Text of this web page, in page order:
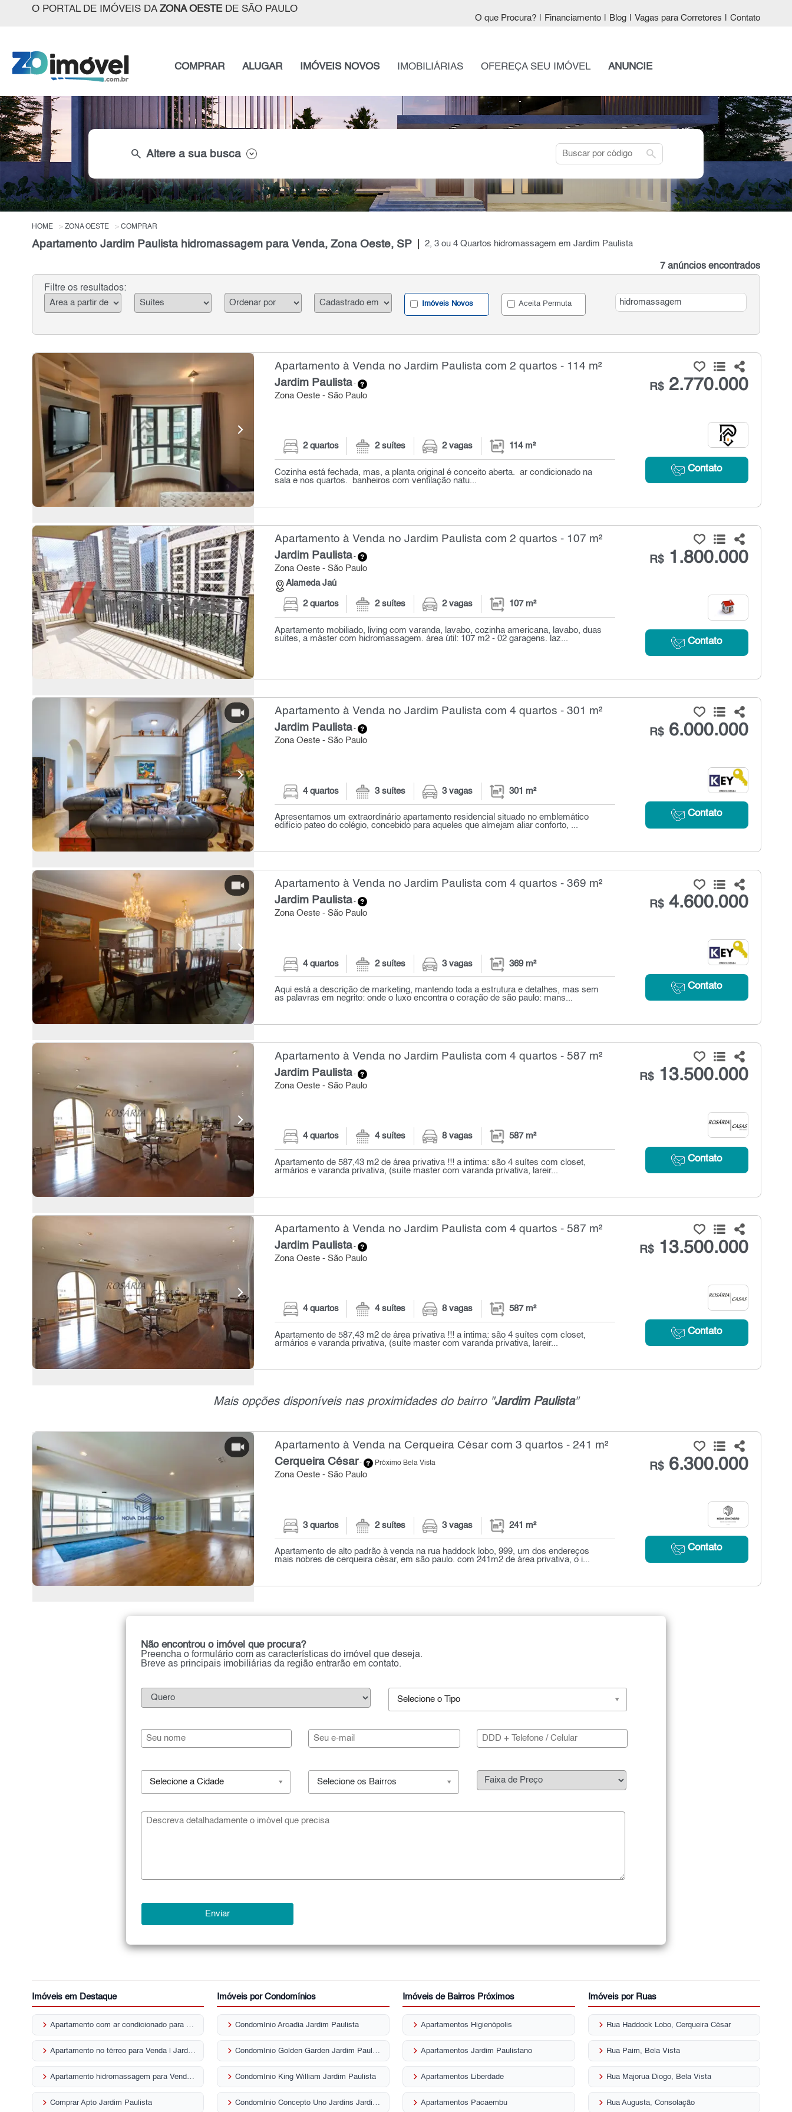
O PORTAL DE IMÓVEIS DA ZONA OESTEDE SÃO PAULO
O que Procura? Financiamento Blog Vagas para Corretores Contato
COMPRAR ALUGAR IMÓVEIS NOVOS IMOBILIÁRIAS OFEREÇA SEU IMÓVEL ANUNCIE
search Altere a sua busca search
HOME ZONA OESTE COMPRAR
Apartamento Jardim Paulista hidromassagem para Venda, Zona Oeste, SP 2, 3 ou 4 Quartos hidromassagem em Jardim Paulista
7 anúncios encontrados
Filtre os resultados:
Imóveis Novos Aceita Permuta
Apartamento à Venda no Jardim Paulista com 2 quartos - 114 m²
Jardim Paulista-
Zona Oeste - São Paulo
R$2.770.000
Contato
2 quartos 2 suítes 2 vagas 114 m²
Cozinha está fechada, mas, a planta original é conceito aberta. ar condicionado na
sala e nos quartos. banheiros com ventilação natu...
Apartamento à Venda no Jardim Paulista com 2 quartos - 107 m²
Jardim Paulista-
Zona Oeste - São Paulo
Alameda Jaú
R$1.800.000
Contato
2 quartos 2 suítes 2 vagas 107 m²
Apartamento mobiliado, living com varanda, lavabo, cozinha americana, lavabo, duas
suítes, a máster com hidromassagem. área útil: 107 m2 - 02 garagens. laz...
Apartamento à Venda no Jardim Paulista com 4 quartos - 301 m²
Jardim Paulista-
Zona Oeste - São Paulo
R$6.000.000
Contato
4 quartos 3 suítes 3 vagas 301 m²
Apresentamos um extraordinário apartamento residencial situado no emblemático
edifício pateo do colégio, concebido para aqueles que almejam aliar conforto, ...
Apartamento à Venda no Jardim Paulista com 4 quartos - 369 m²
Jardim Paulista-
Zona Oeste - São Paulo
R$4.600.000
Contato
4 quartos 2 suítes 3 vagas 369 m²
Aqui está a descrição de marketing, mantendo toda a estrutura e detalhes, mas sem
as palavras em negrito: onde o luxo encontra o coração de são paulo: mans...
Apartamento à Venda no Jardim Paulista com 4 quartos - 587 m²
Jardim Paulista-
Zona Oeste - São Paulo
R$13.500.000
Contato
4 quartos 4 suítes 8 vagas 587 m²
Apartamento de 587,43 m2 de área privativa !!! a intima: são 4 suítes com closet,
armários e varanda privativa, (suíte master com varanda privativa, lareir...
Apartamento à Venda no Jardim Paulista com 4 quartos - 587 m²
Jardim Paulista-
Zona Oeste - São Paulo
R$13.500.000
Contato
4 quartos 4 suítes 8 vagas 587 m²
Apartamento de 587,43 m2 de área privativa !!! a intima: são 4 suítes com closet,
armários e varanda privativa, (suíte master com varanda privativa, lareir...
Mais opções disponíveis nas proximidades do bairro "Jardim Paulista"
Apartamento à Venda na Cerqueira César com 3 quartos - 241 m²
Cerqueira César- Próximo Bela Vista
Zona Oeste - São Paulo
R$6.300.000
Contato
3 quartos 2 suítes 3 vagas 241 m²
Apartamento de alto padrão à venda na rua haddock lobo, 999, um dos endereços
mais nobres de cerqueira césar, em são paulo. com 241m2 de área privativa, o i...
Não encontrou o imóvel que procura?
Preencha o formulário com as características do imóvel que deseja.
Breve as principais imobiliárias da região entrarão em contato.
Selecione o Tipo
Selecione a Cidade Selecione os Bairros
Imóveis em Destaque
keyboard_arrow_right Apartamento com ar condicionado para Venda | Jardim Paulista
keyboard_arrow_right Apartamento no térreo para Venda | Jardim Paulista
keyboard_arrow_right Apartamento hidromassagem para Venda | Jardim Paulista
keyboard_arrow_right Comprar Apto Jardim Paulista
Imóveis por Condomínios
keyboard_arrow_rightCondomínio Arcadia Jardim Paulista
keyboard_arrow_right Condomínio Golden Garden Jardim Paulista
keyboard_arrow_rightCondomínio King William Jardim Paulista
keyboard_arrow_right Condomínio Concepto Uno Jardins Jardim Paulista
Imóveis de Bairros Próximos
keyboard_arrow_right Apartamentos Higienópolis
keyboard_arrow_right Apartamentos Jardim Paulistano
keyboard_arrow_right Apartamentos Liberdade
keyboard_arrow_right Apartamentos Pacaembu
Imóveis por Ruas
keyboard_arrow_right Rua Haddock Lobo, Cerqueira César
keyboard_arrow_right Rua Paim, Bela Vista
keyboard_arrow_right Rua Majorua Diogo, Bela Vista
keyboard_arrow_right Rua Augusta, Consolação